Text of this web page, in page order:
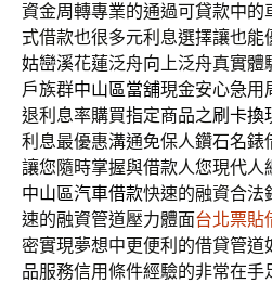
資金周轉專業的通過可貸款中的
式借款也很多元利息選擇讓也能
姑巒溪花蓮泛舟向上泛舟真實
戶族群中山區當舖現金安心急用
退利息率購買指定商品之刷卡換
利息最優惠溝通免保人鑽石名錶
讓您隨時掌握與借款人您現代人
中山區汽車借款快速的融資合法
速的融資管道壓力體面台北票貼
密實現夢想中更便利的借貸管道
品服務信用條件經驗的非常在手